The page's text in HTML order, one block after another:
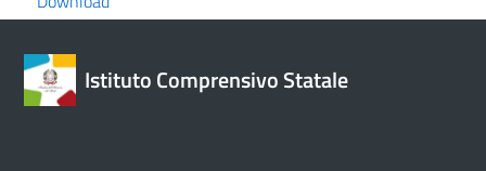
Istituto Comprensivo Statale